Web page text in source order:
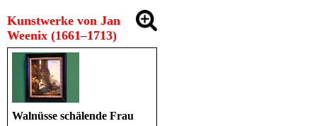
Kunstwerke von Jan
Weenix (1661–1713)
Walnüsse schälende Frau